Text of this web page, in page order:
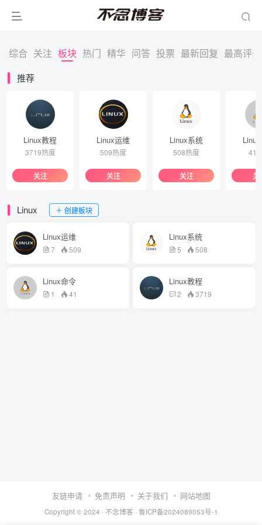
综合 关注 板块 热门 精华 问答 投票 最新回复 最高评分
推荐
Linux教程
3719热度
关注
Linux运维
509热度
关注
Linux系统
508热度
关注
41
关
Linux 创建板块
Linux运维
7 509
Linux系统
5 508
Linux命令
1 41
Linux教程
2 3719
友链申请 免责声明 关于我们 网站地图
Copyright © 2024 · 不念博客 · 鲁ICP备2024089053号-1